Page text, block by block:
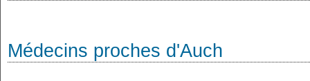
Médecins proches d'Auch